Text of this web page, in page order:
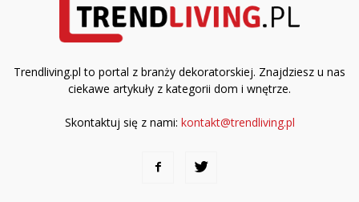
Trendliving.pl to portal z branży dekoratorskiej. Znajdziesz u nas
ciekawe artykuły z kategorii dom i wnętrze.
Skontaktuj się z nami: kontakt@trendliving.pl